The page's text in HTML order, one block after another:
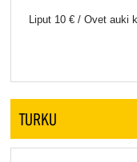
Liput 10 € / Ovet auki
TURKU